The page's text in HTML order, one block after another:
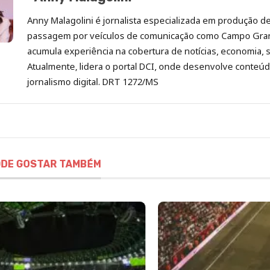
Anny Malagolini é jornalista especializada em produção
passagem por veículos de comunicação como Campo
acumula experiência na cobertura de notícias,
Atualmente, lidera o portal DCI, onde desenvolve
jornalismo digital. DRT 1272/MS
GOSTAR TAMBÉM